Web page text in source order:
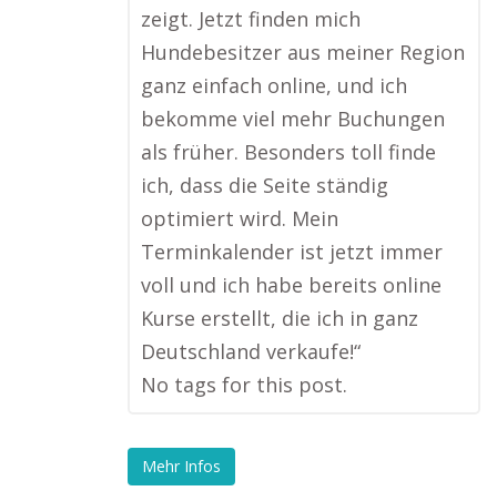
zeigt. Jetzt finden mich
Hundebesitzer aus meiner Region
ganz einfach online, und ich
bekomme viel mehr Buchungen
als früher. Besonders toll finde
ich, dass die Seite ständig
optimiert wird. Mein
Terminkalender ist jetzt immer
voll und ich habe bereits online
Kurse erstellt, die ich in ganz
Deutschland verkaufe!“
No tags for this post.
Mehr Infos